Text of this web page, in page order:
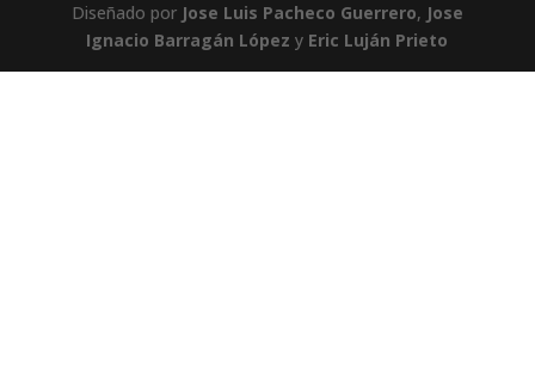
Diseñado por Jose Luis Pacheco Guerrero, Jose
Ignacio Barragán Lópezy Eric Luján Prieto